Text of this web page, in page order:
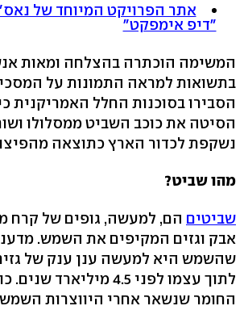
אתר הפרויקט המיוחד של
"דיפ אימפקט"
המשימה הוכתרה בהצלחה ומאות
בתשואות למראה התמונות על
הסבירו בסוכנות החלל האמריקנית
הסיטה את כוכב השביט ממסלולו
נשקפת לכדור הארץ כתוצאה
מהו שביט?
שביטים הם, למעשה, גופים של קרח
אבק וגזים המקיפים את השמש.
שהשמש היא למעשה ענן ענק של
לתוך עצמו לפני 4.5
החומר שנשאר אחרי היווצרות